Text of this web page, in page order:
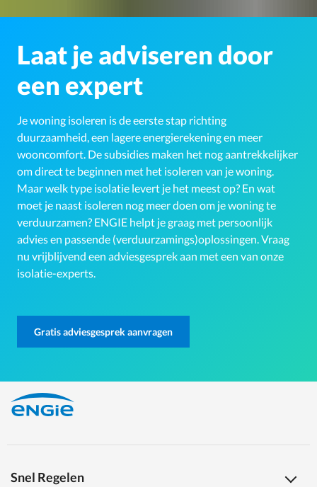
Laat je adviseren door
een expert
Je woning isoleren is de eerste stap richting
duurzaamheid, een lagere energierekening en meer
wooncomfort. De subsidies maken het nog aantrekkelijker
om direct te beginnen met het isoleren van je woning.
Maar welk type isolatie levert je het meest op? En wat
moet je naast isoleren nog meer doen om je woning te
verduurzamen? ENGIE helpt je graag met persoonlijk
advies en passende (verduurzamings)oplossingen. Vraag
nu vrijblijvend een adviesgesprek aan met een van onze
isolatie-experts.
Gratis adviesgesprek aanvragen
Snel Regelen